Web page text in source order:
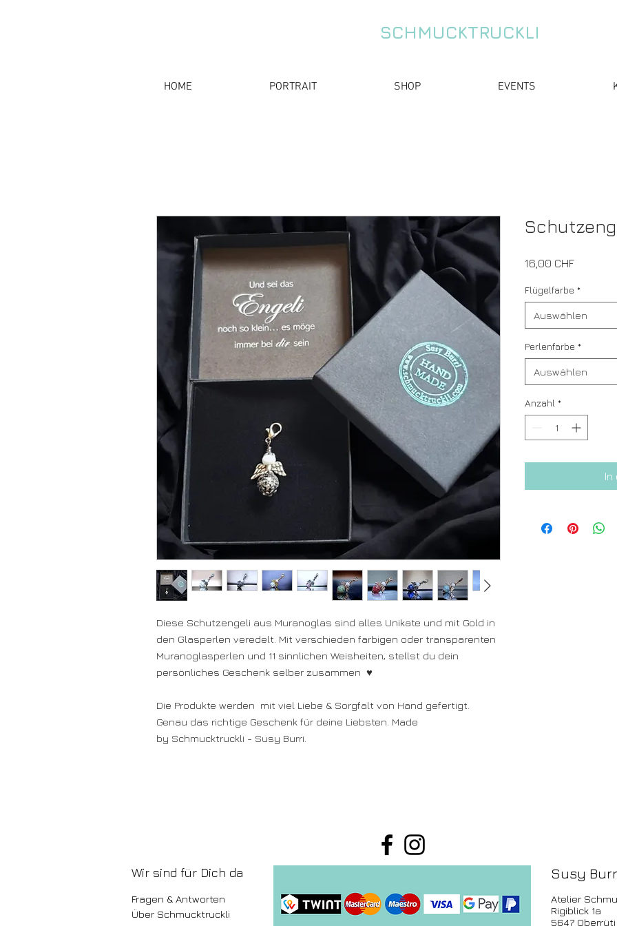
SCHMUCKTRUCKLI
HOME PORTRAIT SHOP EVENTS
Diese Schutzengeli aus Muranoglas sind alles Unikate und mit Gold in
den Glasperlen veredelt. Mit verschieden farbigen oder transparenten
Muranoglasperlen und 11 sinnlichen Weisheiten, stellst du dein
persönliches Geschenk selber zusammen ♥
Die Produkte werden mit viel Liebe & Sorgfalt von Hand gefertigt.
Genau das richtige Geschenk für deine Liebsten. Made
by Schmucktruckli - Susy Burri.
16,00 CHFPreis
Flügelfarbe *
Auswählen
Perlenfarbe *
Auswählen
Anzahl *
In
Wir sind für Dich da
Fragen & Antworten
Über Schmucktruckli
Susy
Atelier
Rigiblick 1a
5647 Oberrüti